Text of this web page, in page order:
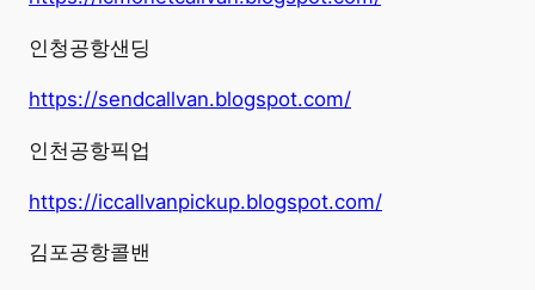
인청공항샌딩
https://sendcallvan.blogspot.com/
인천공항픽업
https://iccallvanpickup.blogspot.com/
김포공항콜밴